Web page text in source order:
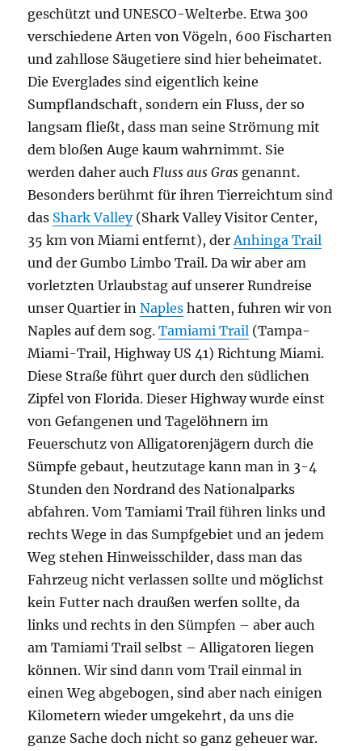
geschützt und UNESCO-Welterbe. Etwa 300
verschiedene Arten von Vögeln, 600 Fischarten
und zahllose Säugetiere sind hier beheimatet.
Die Everglades sind eigentlich keine
Sumpflandschaft, sondern ein Fluss, der so
langsam fließt, dass man seine Strömung mit
dem bloßen Auge kaum wahrnimmt. Sie
werden daher auch Fluss aus Gras genannt.
Besonders berühmt für ihren Tierreichtum sind
das Shark Valley(Shark Valley Visitor Center,
35 km von Miami entfernt), der Anhinga Trail
und der Gumbo Limbo Trail. Da wir aber am
vorletzten Urlaubstag auf unserer Rundreise
unser Quartier inNaples hatten, fuhren wir von
Naples auf dem sog.Tamiami Trail (Tampa-
Miami-Trail, Highway US 41) Richtung Miami.
Diese Straße führt quer durch den südlichen
Zipfel von Florida. Dieser Highway wurde einst
von Gefangenen und Tagelöhnern im
Feuerschutz von Alligatorenjägern durch die
Sümpfe gebaut, heutzutage kann man in 3-4
Stunden den Nordrand des Nationalparks
abfahren. Vom Tamiami Trail führen links und
rechts Wege in das Sumpfgebiet und an jedem
Weg stehen Hinweisschilder, dass man das
Fahrzeug nicht verlassen sollte und möglichst
kein Futter nach draußen werfen sollte, da
links und rechts in den Sümpfen – aber auch
am Tamiami Trail selbst – Alligatoren liegen
können. Wir sind dann vom Trail einmal in
einen Weg abgebogen, sind aber nach einigen
Kilometern wieder umgekehrt, da uns die
ganze Sache doch nicht so ganz geheuer war.